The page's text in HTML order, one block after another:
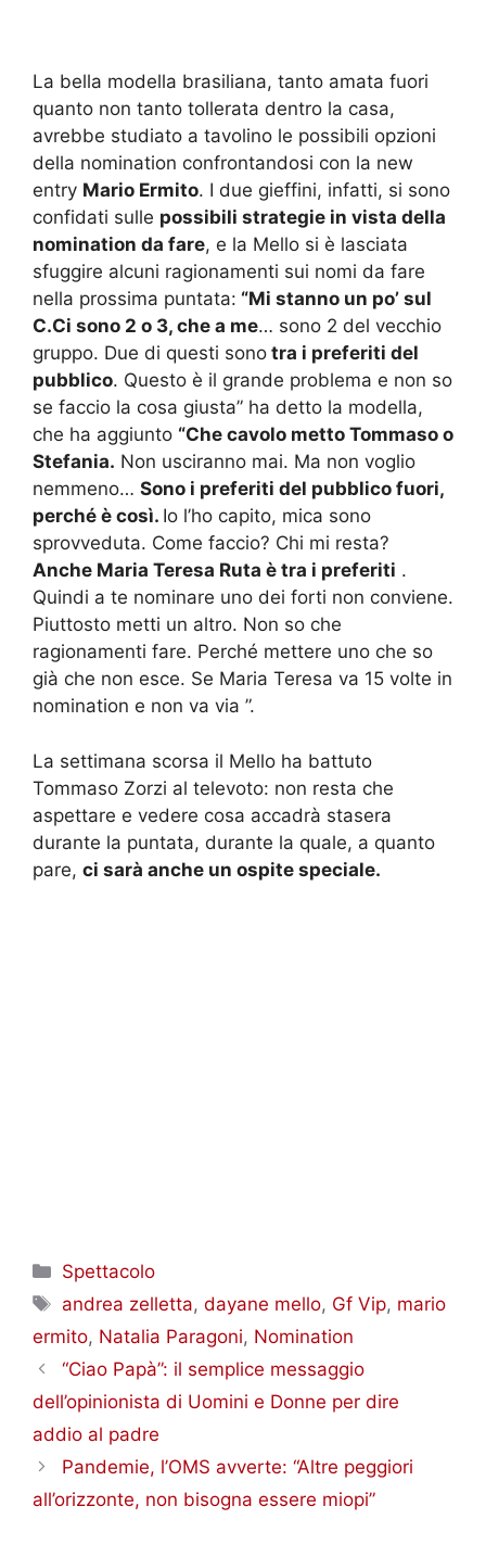
La bella modella brasiliana, tanto amata fuori
quanto non tanto tollerata dentro la casa,
avrebbe studiato a tavolino le possibili opzioni
della nomination confrontandosi con la new
entry Mario Ermito. I due gieffini, infatti, si sono
confidati sulle possibili strategie in vista della
nomination da fare, e la Mello si è lasciata
sfuggire alcuni ragionamenti sui nomi da fare
nella prossima puntata: “Mi stanno un po’ sul
C.Ci sono 2 o 3, che a me… sono 2 del vecchio
gruppo. Due di questi sono tra i preferiti del
pubblico. Questo è il grande problema e non so
se faccio la cosa giusta” ha detto la modella,
che ha aggiunto “Che cavolo metto Tommaso o
Stefania. Non usciranno mai. Ma non voglio
nemmeno… Sono i preferiti del pubblico fuori,
perché è così. Io l’ho capito, mica sono
sprovveduta. Come faccio? Chi mi resta?
Anche Maria Teresa Ruta è tra i preferiti .
Quindi a te nominare uno dei forti non conviene.
Piuttosto metti un altro. Non so che
ragionamenti fare. Perché mettere uno che so
già che non esce. Se Maria Teresa va 15 volte in
nomination e non va via ”.
La settimana scorsa il Mello ha battuto
Tommaso Zorzi al televoto: non resta che
aspettare e vedere cosa accadrà stasera
durante la puntata, durante la quale, a quanto
pare, ci sarà anche un ospite speciale.
Categorie
Spettacolo
Tag
andrea zelletta,dayane mello, Gf Vip, mario
ermito, Natalia Paragoni, Nomination
“Ciao Papà”: il semplice messaggio
dell’opinionista di Uomini e Donne per dire
addio al padre
Pandemie, l’OMS avverte: “Altre peggiori
all’orizzonte, non bisogna essere miopi”